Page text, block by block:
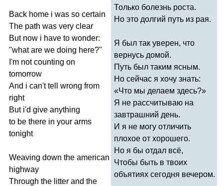
Back home i was so certain
The path was very clear
But now i have to wonder:
"what are we doing here?"
I'm not counting on
tomorrow
And i can't tell wrong from
right
But i'd give anything
to be there in your arms
tonight
Weaving down the american
highway
Through the litter and the
Только болезнь роста.
Но это долгий путь из рая.
Я был так уверен, что
вернусь домой.
Путь был таким ясным.
Но сейчас я хочу знать:
«Что мы делаем здесь?»
Я не рассчитываю на
завтрашний день.
И я не могу отличить
плохое от хорошего.
Но я бы отдал всё,
Чтобы быть в твоих
объятиях сегодня вечером.